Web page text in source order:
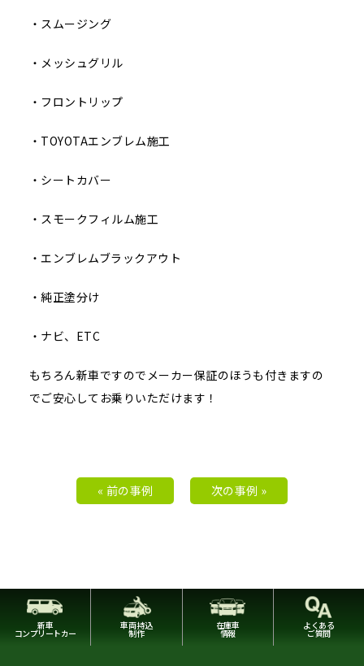
・スムージング
・メッシュグリル
・フロントリップ
・TOYOTAエンブレム施工
・シートカバー
・スモークフィルム施工
・エンブレムブラックアウト
・純正塗分け
・ナビ、ETC
もちろん新車ですのでメーカー保証のほうも付きますの
でご安心してお乗りいただけます！
« 前の事例 次の事例 »
新車
コンプリートカー
車両持込
制作
在庫車
情報
よくある
ご質問